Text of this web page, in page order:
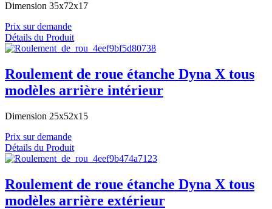
Dimension 35x72x17
Prix sur demande
Détails du Produit
Roulement de roue étanche Dyna X tous
modèles arrière intérieur
Dimension 25x52x15
Prix sur demande
Détails du Produit
Roulement de roue étanche Dyna X tous
modèles arrière extérieur